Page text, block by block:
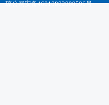
琼公网安备46010802000596号